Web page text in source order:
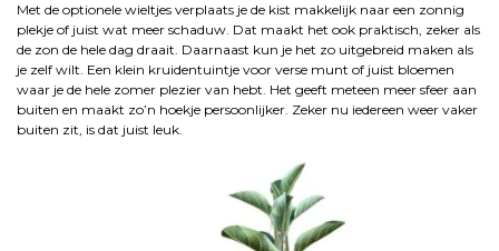
Met de optionele wieltjes verplaats je de kist makkelijk naar een zonnig
plekje of juist wat meer schaduw. Dat maakt het ook praktisch, zeker als
de zon de hele dag draait. Daarnaast kun je het zo uitgebreid maken als
je zelf wilt. Een klein kruidentuintje voor verse munt of juist bloemen
waar je de hele zomer plezier van hebt. Het geeft meteen meer sfeer aan
buiten en maakt zo’n hoekje persoonlijker. Zeker nu iedereen weer vaker
buiten zit, is dat juist leuk.